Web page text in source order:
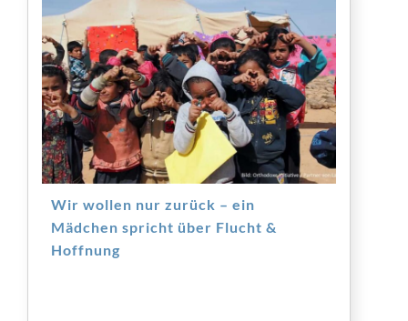
Wir wollen nur zurück – ein
Mädchen spricht über Flucht &
Hoffnung